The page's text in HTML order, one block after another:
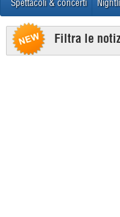
Spettacoli & concerti
Filtra le